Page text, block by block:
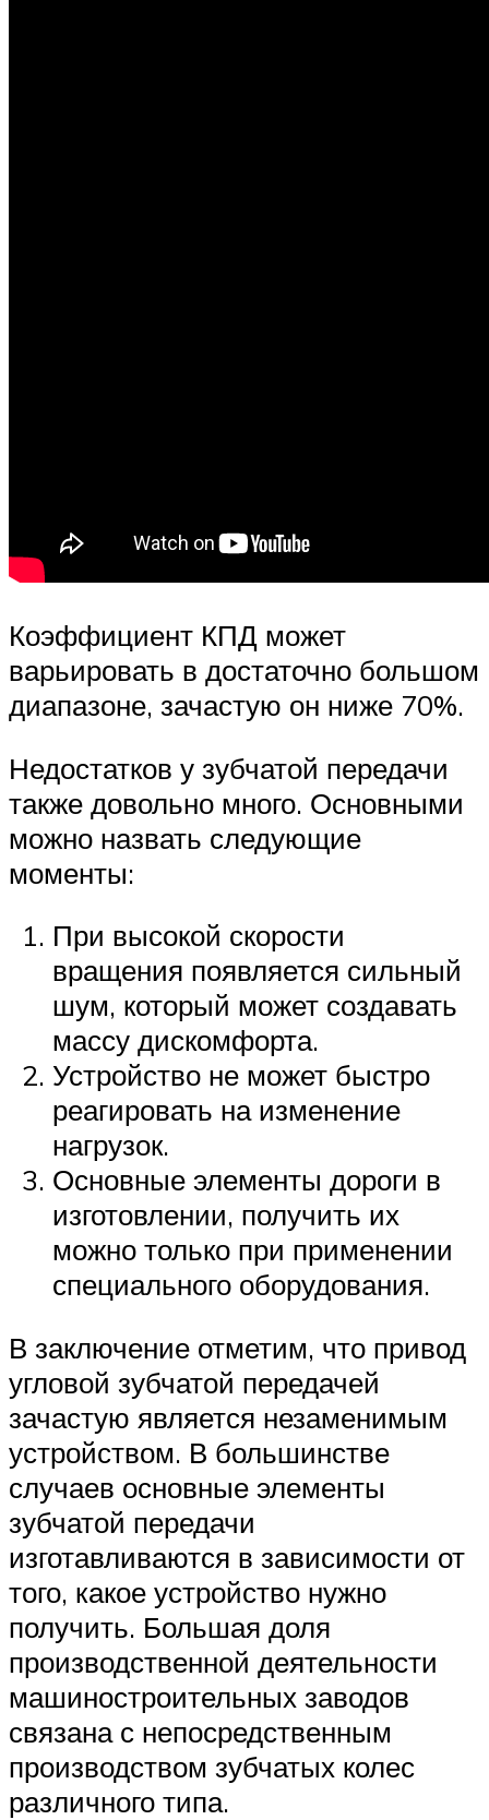
Коэффициент КПД может
варьировать в достаточно большом
диапазоне, зачастую он ниже 70%.
Недостатков у зубчатой передачи
также довольно много. Основными
можно назвать следующие
моменты:
При высокой скорости
вращения появляется сильный
шум, который может создавать
массу дискомфорта.
Устройство не может быстро
реагировать на изменение
нагрузок.
Основные элементы дороги в
изготовлении, получить их
можно только при применении
специального оборудования.
В заключение отметим, что привод
угловой зубчатой передачей
зачастую является незаменимым
устройством. В большинстве
случаев основные элементы
зубчатой передачи
изготавливаются в зависимости от
того, какое устройство нужно
получить. Большая доля
производственной деятельности
машиностроительных заводов
связана с непосредственным
производством зубчатых колес
различного типа.